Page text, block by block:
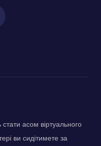
асом віртуального
ви сидітимете за